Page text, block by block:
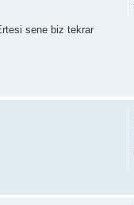
sene biz tekrar